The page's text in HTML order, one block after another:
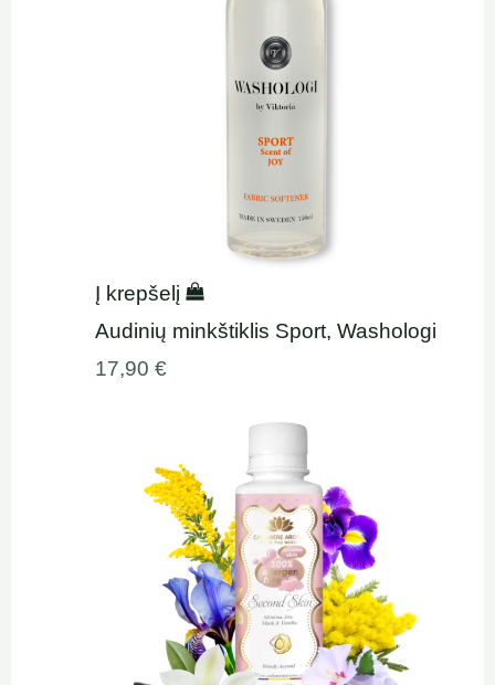
Į krepšelį
Audinių minkštiklis Sport, Washologi
17,90€